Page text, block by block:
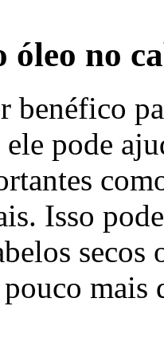
óleo no
benéfico
pode
Isso
mais